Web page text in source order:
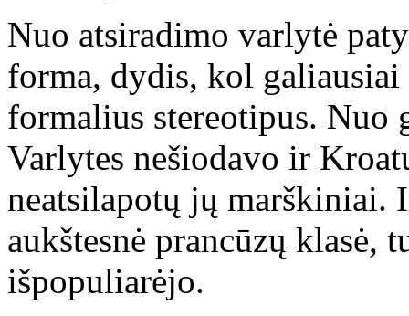
Nuo atsiradimo varlytė
forma, dydis, kol
formalius stereotipus.
Varlytes nešiodavo ir
neatsilapotų jų marškiniai.
aukštesnė prancūzų klasė,
išpopuliarėjo.